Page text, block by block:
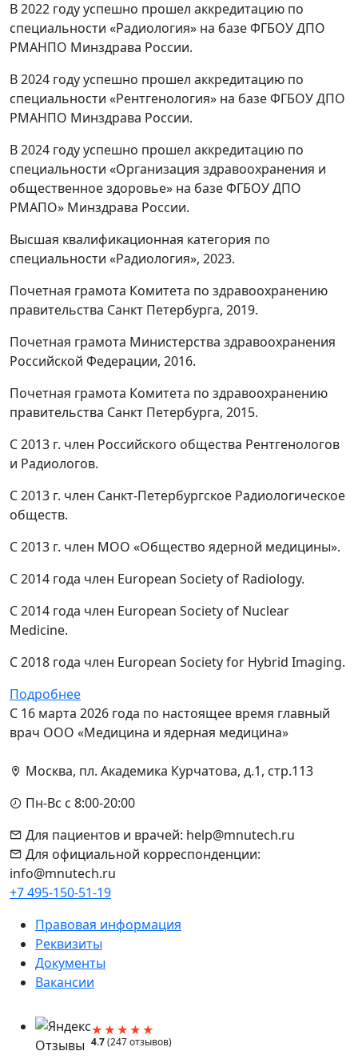
В 2022 году успешно прошел аккредитацию по
специальности «Радиология» на базе ФГБОУ ДПО
РМАНПО Минздрава России.
В 2024 году успешно прошел аккредитацию по
специальности «Рентгенология» на базе ФГБОУ ДПО
РМАНПО Минздрава России.
В 2024 году успешно прошел аккредитацию по
специальности «Организация здравоохранения и
общественное здоровье» на базе ФГБОУ ДПО
РМАПО» Минздрава России.
Высшая квалификационная категория по
специальности «Радиология», 2023.
Почетная грамота Комитета по здравоохранению
правительства Санкт Петербурга, 2019.
Почетная грамота Министерства здравоохранения
Российской Федерации, 2016.
Почетная грамота Комитета по здравоохранению
правительства Санкт Петербурга, 2015.
С 2013 г. член Российского общества Рентгенологов
и Радиологов.
С 2013 г. член Санкт-Петербургское Радиологическое
обществ.
С 2013 г. член МОО «Общество ядерной медицины».
С 2014 года член European Society of Radiology.
С 2014 года член European Society of Nuclear
Medicine.
С 2018 года член European Society for Hybrid Imaging.
Подробнее
С 16 марта 2026 года по настоящее время главный
врач ООО «Медицина и ядерная медицина»
Москва, пл. Академика Курчатова, д.1, стр.113
Пн-Вс с 8:00-20:00
Для пациентов и врачей: help@mnutech.ru
Для официальной корреспонденции:
info@mnutech.ru
+7 495-150-51-19
Правовая информация
Реквизиты
Документы
Вакансии
★★★★★
4.7(247 отзывов)